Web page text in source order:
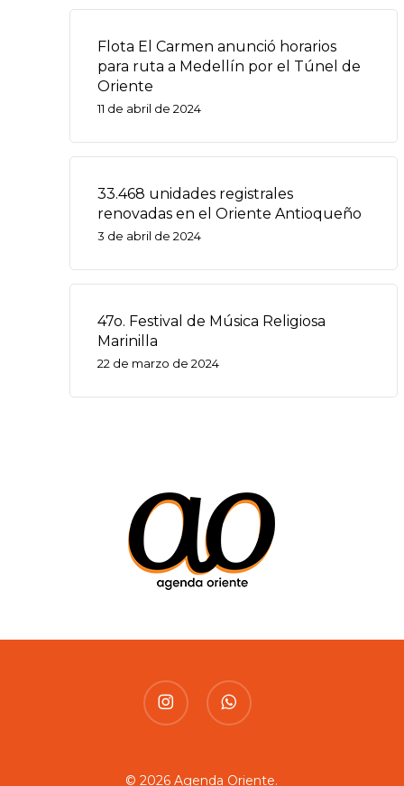
Flota El Carmen anunció horarios
para ruta a Medellín por el Túnel de
Oriente
11 de abril de 2024
33.468 unidades registrales
renovadas en el Oriente Antioqueño
3 de abril de 2024
47o. Festival de Música Religiosa
Marinilla
22 de marzo de 2024
instagram whatsapp
© 2026 Agenda Oriente.